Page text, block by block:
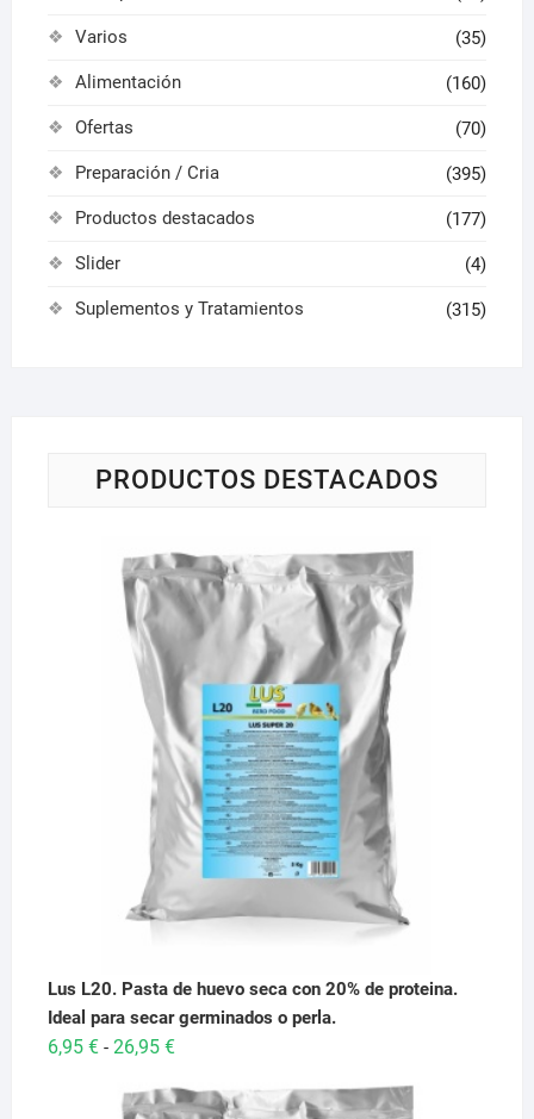
Varios (35)
Alimentación (160)
Ofertas (70)
Preparación / Cria (395)
Productos destacados (177)
Slider (4)
Suplementos y Tratamientos (315)
PRODUCTOS DESTACADOS
Lus L20. Pasta de huevo seca con 20% de proteina.
Ideal para secar germinados o perla.
6,95 € - 26,95 €Rango
precios: